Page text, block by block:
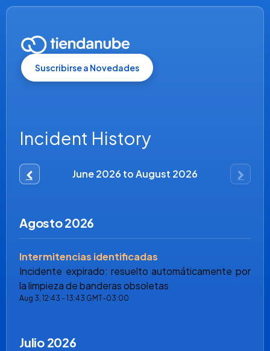
Suscribirse a Novedades
Incident History
June2026 toAugust 2026
Agosto2026
Intermitencias identificadas
Incidente expirado: resuelto automáticamente por
la limpieza de banderas obsoletas
Aug 3,12:43 -13:43 GMT-03:00
Julio 2026